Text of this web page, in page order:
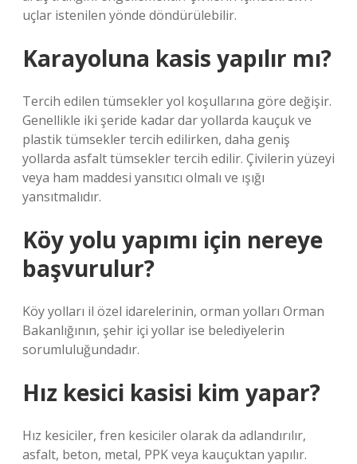
uçlar istenilen yönde döndürülebilir.
Karayoluna kasis yapılır mı?
Tercih edilen tümsekler yol koşullarına göre değişir.
Genellikle iki şeride kadar dar yollarda kauçuk ve
plastik tümsekler tercih edilirken, daha geniş
yollarda asfalt tümsekler tercih edilir. Çivilerin yüzeyi
veya ham maddesi yansıtıcı olmalı ve ışığı
yansıtmalıdır.
Köy yolu yapımı için nereye
başvurulur?
Köy yolları il özel idarelerinin, orman yolları Orman
Bakanlığının, şehir içi yollar ise belediyelerin
sorumluluğundadır.
Hız kesici kasisi kim yapar?
Hız kesiciler, fren kesiciler olarak da adlandırılır,
asfalt, beton, metal, PPK veya kauçuktan yapılır.